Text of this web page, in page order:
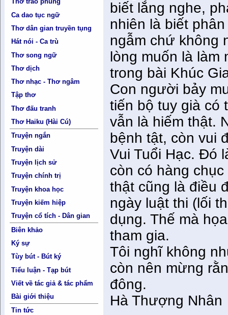
Ca dao tục ngữ
Thơ dân gian truyền tụng
Hát nói - Ca trù
Thơ song ngữ
Thơ dịch
Thơ nhạc - Thơ ngâm
Tập thơ
Thơ đấu tranh
Thơ Haiku (Hài Cú)
Truyện ngắn
Truyện dài
Truyện lịch sử
Truyện chính trị
Truyện khoa học
Truyện kiếm hiệp
Truyện cổ tích - Dân gian
Biên khảo
Ký sự
Tùy bút - Bút ký
Tiểu luận - Tạp bút
Viết về tác giả & tác phẩm
Bài giới thiệu
Tin tức
biết lắng nghe,
nhiên là biết
ngẫm chứ không
lòng muốn là làm
trong bài Khúc
Con người bảy
tiến bộ tuy già có
vẫn là hiếm thật.
bệnh tật, còn vui
Vui Tuổi Hạc. Ðó
còn có hàng
thật cũng là điều
ngày luật thi (lối
dụng. Thế mà
tham gia.
Tôi nghĩ không
còn nên mừng
đông.
Hà Thượng Nhân